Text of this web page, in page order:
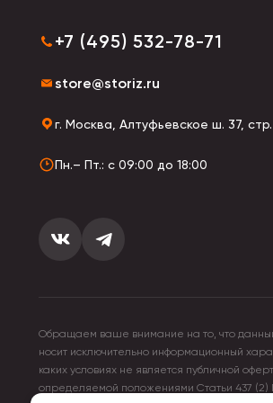
+7 (495) 532-78-71
store@storiz.ru
г. Москва, Алтуфьевское ш. 37, стр.
Пн.– Пт.: с 09:00 до 18:00
Обращаем ваше внимание на то, что
носит исключительно информационный
каких условиях не является публичной
определяемой положениями Статьи 437 (2)